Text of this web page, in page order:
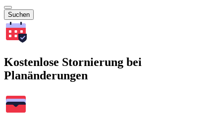
Suchen
Kostenlose Stornierung bei
Planänderungen